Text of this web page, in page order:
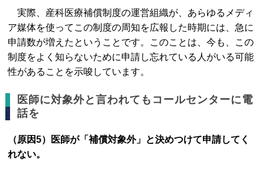
実際、産科医療補償制度の運営組織が、あらゆるメディ
ア媒体を使ってこの制度の周知を広報した時期には、急に
申請数が増えたということです。このことは、今も、この
制度をよく知らないために申請し忘れている人がいる可能
性があることを示唆しています。
医師に対象外と言われてもコールセンターに電
話を
（原因5）医師が「補償対象外」と決めつけて申請してく
れない。